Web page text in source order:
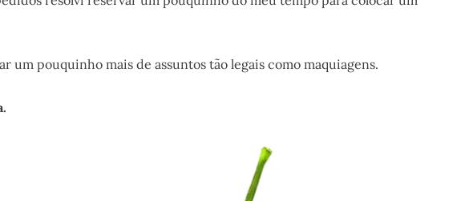
um pouquinho mais de assuntos tão legais como maquiagens.